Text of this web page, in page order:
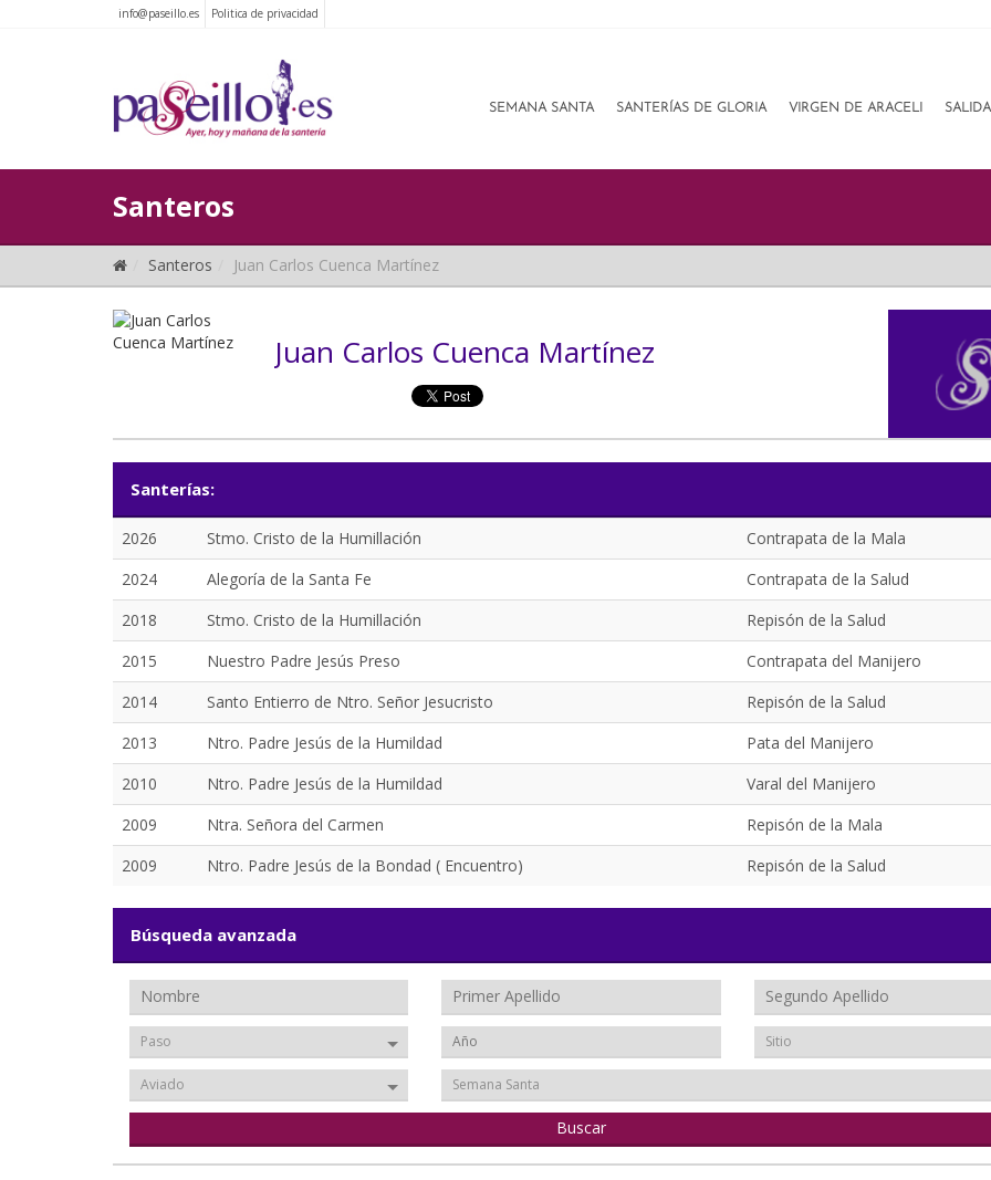
info@paseillo.es Politica de privacidad
SEMANA SANTA SANTERÍAS DE GLORIA VIRGEN DE ARACELI
Santeros
Santeros Juan Carlos Cuenca Martínez
Juan Carlos Cuenca Martínez
Santerías:
2026 Stmo. Cristo de la Humillación
Contrapata de la Mala
2024
Alegoría de la Santa Fe
Contrapata de la Salud
2018
Stmo. Cristo de la Humillación
Repisón de la Salud
2015
Nuestro Padre Jesús Preso
Contrapata del Manijero
2014
Santo Entierro de Ntro. Señor Jesucristo
Repisón de la Salud
2013
Ntro. Padre Jesús de la Humildad
Pata del Manijero
2010
Ntro. Padre Jesús de la Humildad
Varal del Manijero
2009
Ntra. Señora del Carmen
Repisón de la Mala
2009
Ntro. Padre Jesús de la Bondad ( Encuentro) Repisón de la Salud
Búsqueda avanzada
Paso Sitio
Aviado Semana Santa